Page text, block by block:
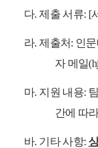
다. 제출 서류: [
라. 제출처: 인
자 메일
마. 지원 내용:
간에 따
바. 기타 사항: